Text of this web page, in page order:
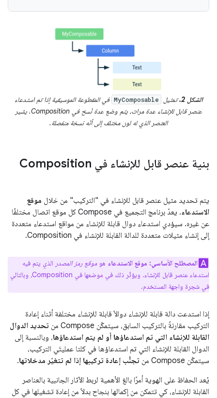
الشكل 2. تمثيل MyComposable في المقطوعة الموسيقية إذا تم استدعاء
عنصر قابل للإنشاء عدة مرات، يتم وضع عدة نُسخ في Composition. يشير
العنصر الذي له لون مختلف إلى أنّه نسخة منفصلة.
بنية عنصر قابل للإنشاء في Composition
يتم تحديد مثيل عنصر قابل للإنشاء في "التركيب" من خلال موقع
الاستدعاء
. يعدّ برنامج التجميع في Compose كل موقع اتصال مختلفًا
عن غيره. سيؤدي استدعاء دوال قابلة للإنشاء من مواقع استدعاء متعددة
إلى إنشاء مثيلات متعددة للدالة القابلة للإنشاء في Composition.
المصطلح الأساسي: موقع الاستدعاء هوموقع رمز المصدر الذي يتم فيه
استدعاء عنصر قابل للإنشاء. ويؤثّر ذلك في موضعها في Composition، وبالتالي
في شجرة واجهة المستخدم.
إذا استدعت دالة قابلة للإنشاء دوالاً قابلة للإنشاء مختلفة أثناء إعادة
التركيب مقارنةً بالتركيب السابق، سيتمكّن Compose من
تحديد الدوال
القابلة للإنشاء التي تم استدعاؤها أو لم يتم استدعاؤها، وبالنسبة إلى
الدوال القابلة للإنشاء التي تم استدعاؤها في كلتا عمليتَي التركيب،
سيتمكّن Compose من
تجنُّب إعادة تركيبها إذا لم تتغيّر مدخلاتها.
يُعد الحفاظ على الهوية أمرًا بالغ الأهمية لربط الآثار الجانبية بالعناصر
القابلة للإنشاء، كي تتمكن من إكمالها بنجاح بدلاً من إعادة تشغيلها في كل